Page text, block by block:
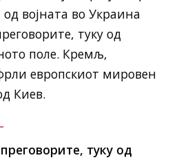
од војната во Украина
туку од
поле. Кремљ,
европскиот мировен
Киев.
туку од